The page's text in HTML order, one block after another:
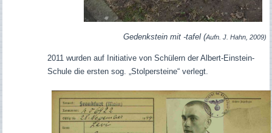
Gedenkstein mit -tafel (Aufn. J. Hahn, 2009)
2011 wurden auf Initiative von Schülern der Albert-Einstein-
Schule die ersten sog. „Stolpersteine“ verlegt.